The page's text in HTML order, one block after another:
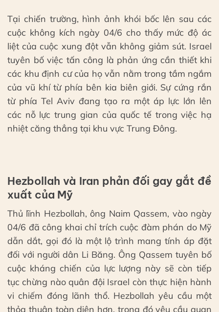
Tại chiến trường, hình ảnh khói bốc lên sau các
cuộc không kích ngày 04/6 cho thấy mức độ ác
liệt của cuộc xung đột vẫn không giảm sút. Israel
tuyên bố việc tấn công là phản ứng cần thiết khi
các khu định cư của họ vẫn nằm trong tầm ngắm
của vũ khí từ phía bên kia biên giới. Sự cứng rắn
từ phía Tel Aviv đang tạo ra một áp lực lớn lên
các nỗ lực trung gian của quốc tế trong việc hạ
nhiệt căng thẳng tại khu vực Trung Đông.
Hezbollah và Iran phản đối gay gắt đề
xuất của Mỹ
Thủ lĩnh Hezbollah, ông Naim Qassem, vào ngày
04/6 đã công khai chỉ trích cuộc đàm phán do Mỹ
dẫn dắt, gọi đó là một lộ trình mang tính áp đặt
đối với người dân Li Băng. Ông Qassem tuyên bố
cuộc kháng chiến của lực lượng này sẽ còn tiếp
tục chừng nào quân đội Israel còn thực hiện hành
vi chiếm đóng lãnh thổ. Hezbollah yêu cầu một
thỏa thuận toàn diện hơn, trong đó yêu cầu quan